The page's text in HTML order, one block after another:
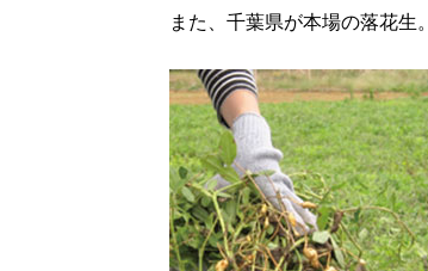
また、千葉県が本場の落花生。